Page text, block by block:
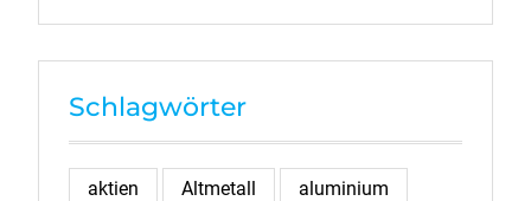
Schlagwörter
aktien Altmetall aluminium